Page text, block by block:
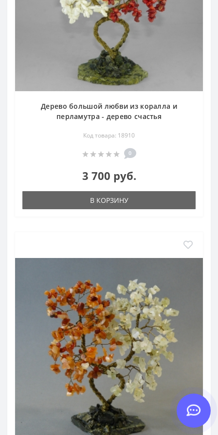
Дерево большой любви из коралла и
перламутра - дерево счастья
Код товара: 18910
0
3 700 руб.
В КОРЗИНУ